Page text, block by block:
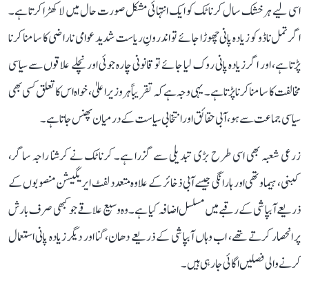
اسی لیے ہر خشک سال کرناٹک کو ایک انتہائی مشکل صورت حال میں لا کھڑا کرتا ہے۔
اگر تمل ناڈو کو زیادہ پانی چھوڑا جائے تو اندرونِ ریاست شدید عوامی ناراضی کا سامنا کرنا
پڑتا ہے، اور اگر زیادہ پانی روک لیا جائے تو قانونی چارہ جوئی اور نچلے علاقوں سے سیاسی
مخالفت کا سامنا کرنا پڑتا ہے۔ یہی وجہ ہے کہ تقریباً ہر وزیر اعلیٰ، خواہ اس کا تعلق کسی بھی
سیاسی جماعت سے ہو، آبی حقائق اور انتخابی سیاست کے درمیان پھنس جاتا ہے۔
زرعی شعبہ بھی اسی طرح بڑی تبدیلی سے گزرا ہے۔ کرناٹک نے کرشنا راجہ ساگر،
کبنی، ہیماوتھی اور ہارانگی جیسے آبی ذخائر کے علاوہ متعدد لفٹ ایریگیشن منصوبوں کے
ذریعے آبپاشی کے رقبے میں مسلسل اضافہ کیا ہے۔ وہ وسیع علاقے جو کبھی صرف بارش
پر انحصار کرتے تھے، اب وہاں آبپاشی کے ذریعے دھان، گنا اور دیگر زیادہ پانی استعمال
کرنے والی فصلیں اگائی جا رہی ہیں۔